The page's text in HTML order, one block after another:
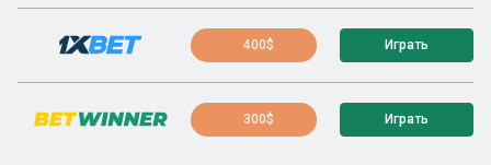
400$ Играть
300$ Играть